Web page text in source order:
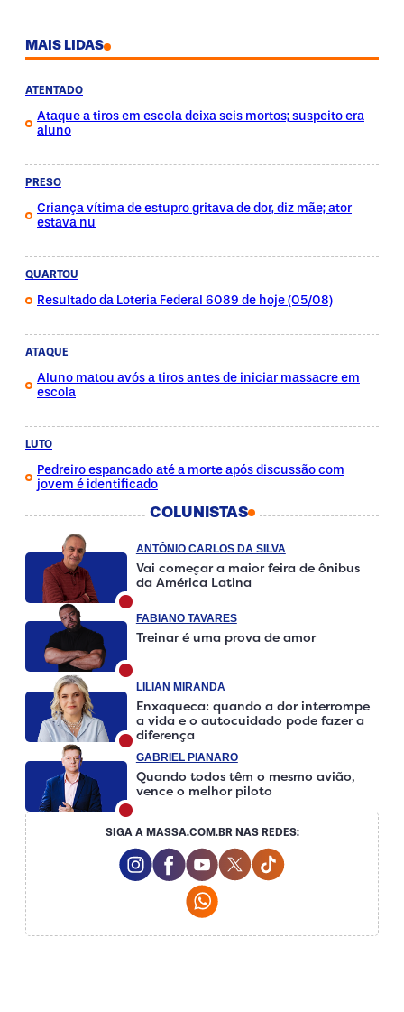
MAIS LIDAS
ATENTADO
Ataque a tiros em escola deixa seis mortos; suspeito era
aluno
PRESO
Criança vítima de estupro gritava de dor, diz mãe; ator
estava nu
QUARTOU
Resultado da Loteria Federal 6089 de hoje (05/08)
ATAQUE
Aluno matou avós a tiros antes de iniciar massacre em
escola
LUTO
Pedreiro espancado até a morte após discussão com
jovem é identificado
COLUNISTAS
ANTÔNIO CARLOS DA SILVA
Vai começar a maior feira de ônibus
da América Latina
FABIANO TAVARES
Treinar é uma prova de amor
LILIAN MIRANDA
Enxaqueca: quando a dor interrompe
a vida e o autocuidado pode fazer a
diferença
GABRIEL PIANARO
Quando todos têm o mesmo avião,
vence o melhor piloto
SIGA A MASSA.COM.BR NAS REDES:
Instagram Social Media
Facebook Social Media
Youtube Social Media
Twitter Social Media
Tiktok Social